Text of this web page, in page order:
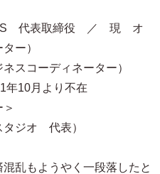
代表取締役 ／ 現 オ
ー）
スコーディネーター）
年10月より不在
タジオ 代表）
乱もようやく一段落したと